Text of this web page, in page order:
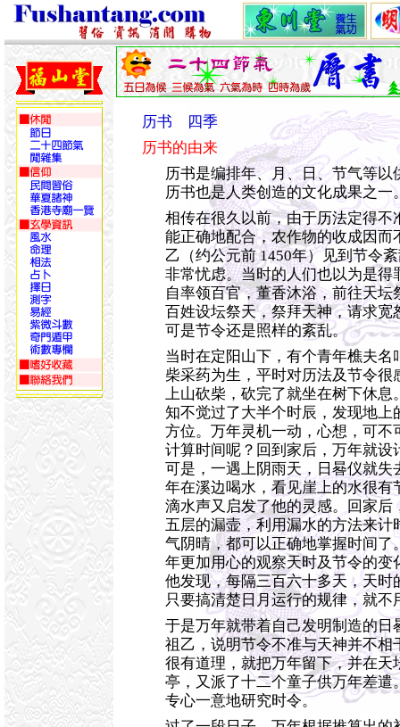
历书 四季
历书的由来
历书是编排年、月、日、节气等以
历书也是人类创造的文化成果之一
相传在很久以前，由于历法定得不
能正确地配合，农作物的收成因而
乙（约公元前 1450年）见到节令
非常忧虑。当时的人们也以为是得
自率领百官，董香沐浴，前往天坛
百姓设坛祭天，祭拜天神，请求宽
可是节令还是照样的紊乱。
当时在定阳山下，有个青年樵夫名
柴采药为生，平时对历法及节令很
上山砍柴，砍完了就坐在树下休息
知不觉过了大半个时辰，发现地上
方位。万年灵机一动，心想，可不
计算时间呢？回到家后，万年就设
可是，一遇上阴雨天，日晷仪就失
年在溪边喝水，看见崖上的水很有
滴水声又启发了他的灵感。回家后
五层的漏壸，利用漏水的方法来计
气阴晴，都可以正确地掌握时间了
年更加用心的观察天时及节令的变
他发现，每隔三百六十多天，天时
只要搞清楚日月运行的规律，就不
于是万年就带着自己发明制造的日
祖乙，说明节令不准与天神并不相
很有道理，就把万年留下，并在天
亭，又派了十二个童子供万年差遣
专心一意地研究时令。